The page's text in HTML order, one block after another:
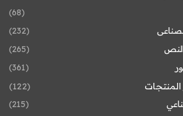
(68)
(232)
(265)
(361)
(122)
(215)